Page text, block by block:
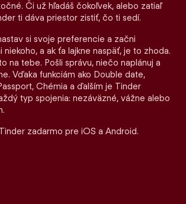
Či už hľadáš čokoľvek, alebo zatiaľ
ti dáva priestor zistiť, čo ti sedí.
si svoje preferencie a začni
niekoho, a ak ťa lajkne naspäť, je to zhoda.
na tebe. Pošli správu, niečo naplánuj a
Vďaka funkciám ako Double date,
Chémia a ďalším je Tinder
typ spojenia: nezáväzné, vážne alebo
zadarmo pre iOS a Android.